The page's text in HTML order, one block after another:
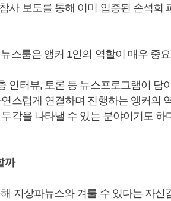
사 보도를 통해 이미 입증된 손석희
스룸은 앵커 1인의 역할이 매우 중
인터뷰, 토론 등 뉴스프로그램이 담
스럽게 연결하며 진행하는 앵커의
각을 나타낼 수 있는 분야이기도 하
까
지상파뉴스와 겨룰 수 있다는 자신